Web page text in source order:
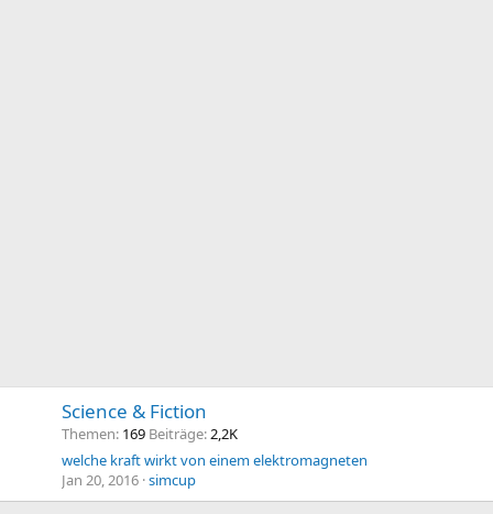
Science & Fiction
Themen 169 Beiträge 2,2K
welche kraft wirkt von einem elektromagneten
Jan 20, 2016 simcup